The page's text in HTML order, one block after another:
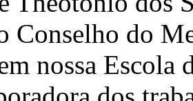
Conselho do
nossa